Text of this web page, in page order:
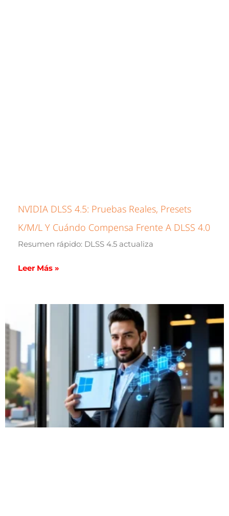
NVIDIA DLSS 4.5: Pruebas Reales, Presets
K/M/L Y Cuándo Compensa Frente A DLSS 4.0
Resumen rápido: DLSS 4.5 actualiza
Leer Más »